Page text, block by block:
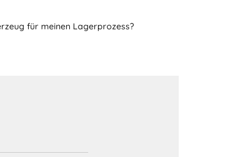
für meinen Lagerprozess?